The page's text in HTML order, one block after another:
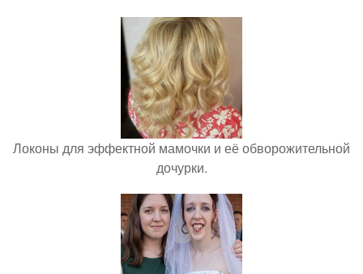
Локоны для эффектной мамочки и её обворожительной
дочурки.